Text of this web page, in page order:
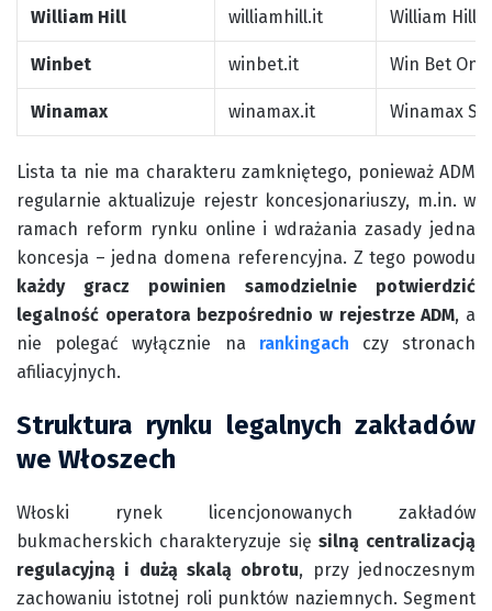
William Hill williamhill.it William Hill
Winbet winbet.it Win Bet
Winamax winamax.it Winamax SA
Lista ta nie ma charakteru zamkniętego, ponieważ ADM
regularnie aktualizuje rejestr koncesjonariuszy, m.in. w
ramach reform rynku online i wdrażania zasady jedna
koncesja – jedna domena referencyjna. Z tego powodu
każdy gracz powinien samodzielnie potwierdzić
legalność operatora bezpośrednio w rejestrze ADM, a
nie polegać wyłącznie na rankingach czy stronach
afiliacyjnych.
Struktura rynku legalnych zakładów
we Włoszech
Włoski rynek licencjonowanych zakładów
bukmacherskich charakteryzuje się silną centralizacją
regulacyjną i dużą skalą obrotu, przy jednoczesnym
zachowaniu istotnej roli punktów naziemnych. Segment